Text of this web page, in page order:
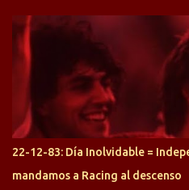
Halcón de Varela, como lo es Brian
préstamo allí durante el último
gran manera, convirtiendo goles
copa sudamericana. Pero no
rendimiento que ha producido en
jugaron en Defensa y ahora
Gastón Togni y Domingo Blanco,
futbolísticamente hablando en el
ejemplo, el caso de Mingo llego a
22-12-83: Día Inolvidable =
mandamos a Racing al descenso